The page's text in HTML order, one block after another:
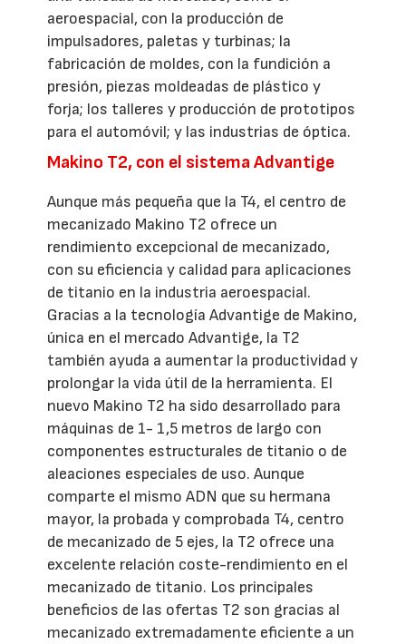
aeroespacial, con la producción de
impulsadores, paletas y turbinas; la
fabricación de moldes, con la fundición a
presión, piezas moldeadas de plástico y
forja; los talleres y producción de prototipos
para el automóvil; y las industrias de óptica.
Makino T2, con el sistema Advantige
Aunque más pequeña que la T4, el centro de
mecanizado Makino T2 ofrece un
rendimiento excepcional de mecanizado,
con su eficiencia y calidad para aplicaciones
de titanio en la industria aeroespacial.
Gracias a la tecnología Advantige de Makino,
única en el mercado Advantige, la T2
también ayuda a aumentar la productividad y
prolongar la vida útil de la herramienta. El
nuevo Makino T2 ha sido desarrollado para
máquinas de 1- 1,5 metros de largo con
componentes estructurales de titanio o de
aleaciones especiales de uso. Aunque
comparte el mismo ADN que su hermana
mayor, la probada y comprobada T4, centro
de mecanizado de 5 ejes, la T2 ofrece una
excelente relación coste-rendimiento en el
mecanizado de titanio. Los principales
beneficios de las ofertas T2 son gracias al
mecanizado extremadamente eficiente a un